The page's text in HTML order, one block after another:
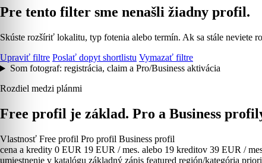
Pre tento filter sme nenašli žiadny profil.
Skúste rozšíriť lokalitu, typ fotenia alebo termín. Ak sa stále neviete
Upraviť filtre Poslať dopyt shortlistu Vymazať filtre
Som fotograf: registrácia, claim a Pro/Business aktivácia
Rozdiel medzi plánmi
Free profil je základ. Pro a Business
Vlastnosť Free profil Pro profil Business profil
cena a kredity 0 EUR 19 EUR / mes. alebo 19 kreditov 39 EUR /
umiestnenie v katalógu základný zápis featured región/kategória